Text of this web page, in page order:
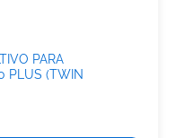
PARA
PLUS (TWIN